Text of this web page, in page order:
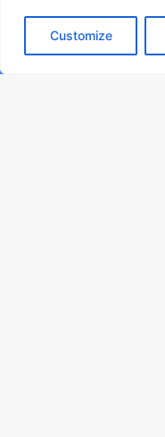
Customize
Facebook